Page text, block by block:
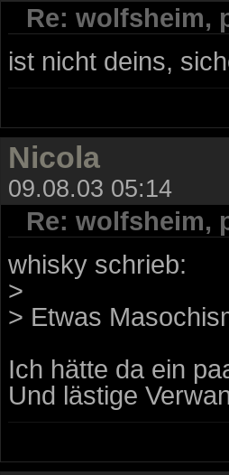
Re: wolfsheim,
ist nicht deins,
Nicola
09.08.03 05:14
Re: wolfsheim,
whisky schrieb:
>
> Etwas
Ich hätte da ein
Und lästige